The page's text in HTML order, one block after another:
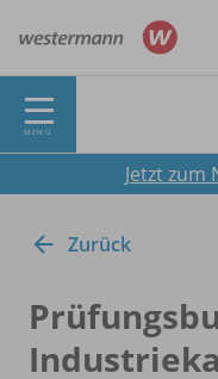
MENÜ
Jetzt zum
Zurück